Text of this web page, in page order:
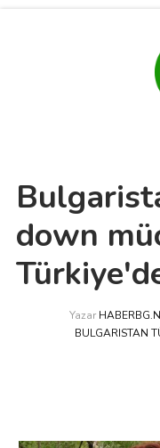
down
Yazar
BULGARISTAN